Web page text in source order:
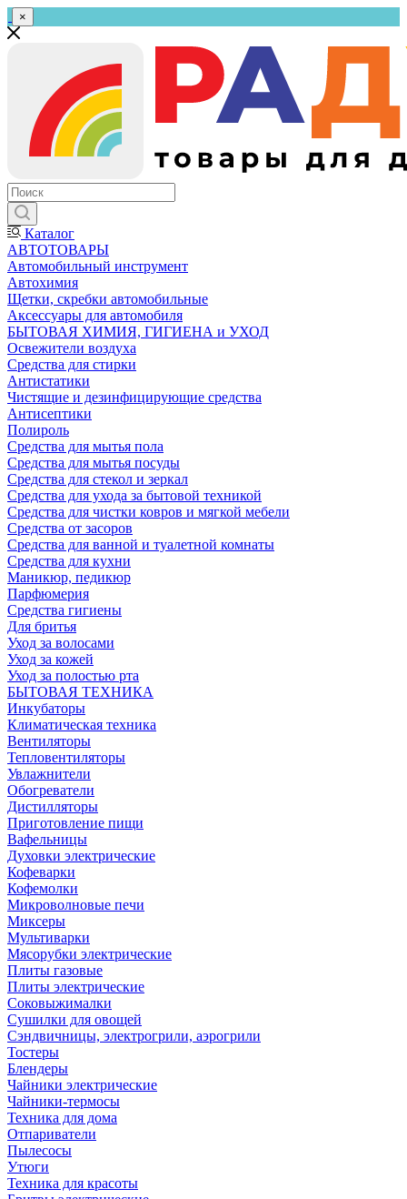
×
Каталог
АВТОТОВАРЫ
Автомобильный инструмент
Автохимия
Щетки, скребки автомобильные
Аксессуары для автомобиля
БЫТОВАЯ ХИМИЯ, ГИГИЕНА и УХОД
Освежители воздуха
Средства для стирки
Антистатики
Чистящие и дезинфицирующие средства
Антисептики
Полироль
Средства для мытья пола
Средства для мытья посуды
Средства для стекол и зеркал
Средства для ухода за бытовой техникой
Средства для чистки ковров и мягкой мебели
Средства от засоров
Средства для ванной и туалетной комнаты
Средства для кухни
Маникюр, педикюр
Парфюмерия
Средства гигиены
Для бритья
Уход за волосами
Уход за кожей
Уход за полостью рта
БЫТОВАЯ ТЕХНИКА
Инкубаторы
Климатическая техника
Вентиляторы
Тепловентиляторы
Увлажнители
Обогреватели
Дистилляторы
Приготовление пищи
Вафельницы
Духовки электрические
Кофеварки
Кофемолки
Микроволновые печи
Миксеры
Мультиварки
Мясорубки электрические
Плиты газовые
Плиты электрические
Соковыжималки
Сушилки для овощей
Сэндвичницы, электрогрили, аэрогрили
Тостеры
Блендеры
Чайники электрические
Чайники-термосы
Техника для дома
Отпариватели
Пылесосы
Утюги
Техника для красоты